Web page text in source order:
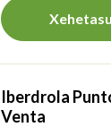
Iberdrola
Venta